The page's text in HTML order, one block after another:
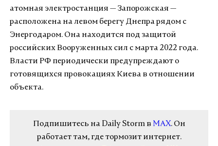
атомная электростанция — Запорожская —
расположена на левом берегу Днепра рядом с
Энергодаром. Она находится под защитой
российских Вооруженных сил с марта 2022 года.
Власти РФ периодически предупреждают о
готовящихся провокациях Киева в отношении
объекта.
Подпишитесь на Daily Storm в MAX. Он
работает там, где тормозит интернет.